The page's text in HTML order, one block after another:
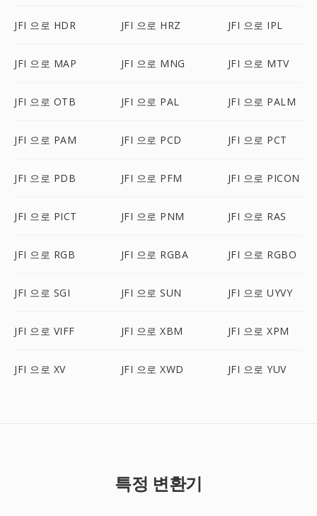
JFI 으로 HDR JFI 으로 HRZ JFI 으로 IPL
JFI 으로 MAP JFI 으로 MNG JFI 으로 MTV
JFI 으로 OTB JFI 으로 PAL JFI 으로 PALM
JFI 으로 PAM JFI 으로 PCD JFI 으로 PCT
JFI 으로 PDB JFI 으로 PFM JFI 으로 PICON
JFI 으로 PICT JFI 으로 PNM JFI 으로 RAS
JFI 으로 RGB JFI 으로 RGBA JFI 으로 RGBO
JFI 으로 SGI JFI 으로 SUN JFI 으로 UYVY
JFI 으로 VIFF JFI 으로 XBM JFI 으로 XPM
JFI 으로 XV JFI 으로 XWD JFI 으로 YUV
특정 변환기